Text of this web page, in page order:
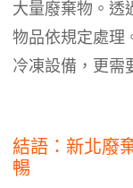
大量廢棄物。透
物品依規定處理
冷凍設備，更需
結語：新北廢
暢